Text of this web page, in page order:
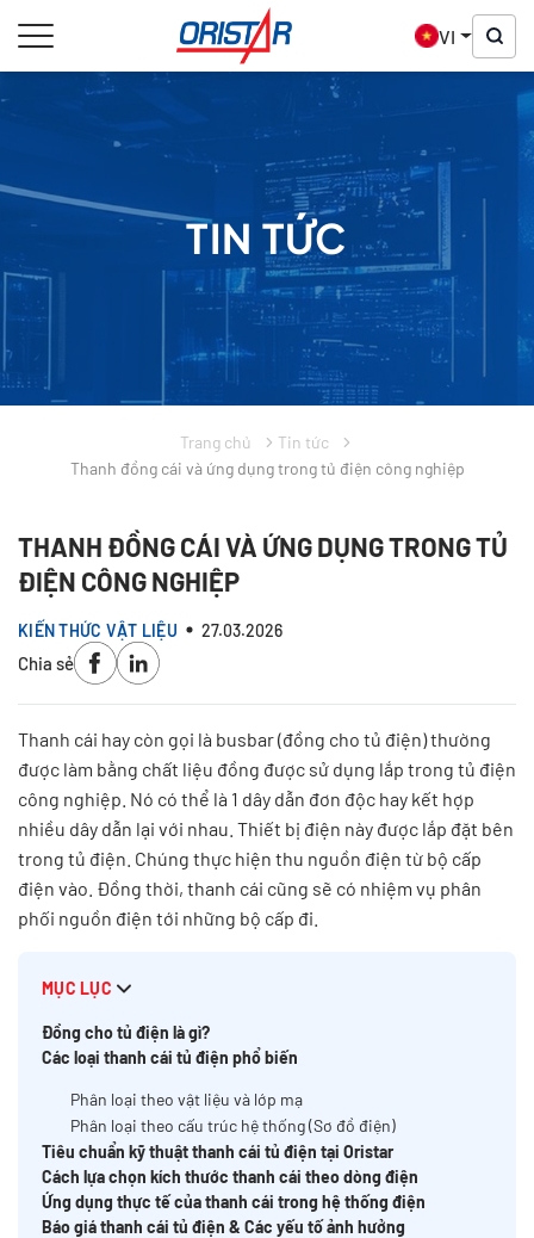
VI
TIN TỨC
Trang chủ
Tin tức
Thanh đồng cái và ứng dụng trong tủ điện công nghiệp
THANH ĐỒNG CÁI VÀ ỨNG DỤNG TRONG TỦ
ĐIỆN CÔNG NGHIỆP
KIẾN THỨC VẬT LIỆU 27.03.2026
Chia sẻ
Thanh cái hay còn gọi là busbar (đồng cho tủ điện) thường
được làm bằng chất liệu đồng được sử dụng lắp trong tủ điện
công nghiệp. Nó có thể là 1 dây dẫn đơn độc hay kết hợp
nhiều dây dẫn lại với nhau. Thiết bị điện này được lắp đặt bên
trong tủ điện. Chúng thực hiện thu nguồn điện từ bộ cấp
điện vào. Đồng thời, thanh cái cũng sẽ có nhiệm vụ phân
phối nguồn điện tới những bộ cấp đi.
MỤC LỤC
Đồng cho tủ điện là gì?
Các loại thanh cái tủ điện phổ biến
Phân loại theo vật liệu và lớp mạ
Phân loại theo cấu trúc hệ thống (Sơ đồ điện)
Tiêu chuẩn kỹ thuật thanh cái tủ điện tại Oristar
Cách lựa chọn kích thước thanh cái theo dòng điện
Ứng dụng thực tế của thanh cái trong hệ thống điện
Báo giá thanh cái tủ điện & Các yếu tố ảnh hưởng